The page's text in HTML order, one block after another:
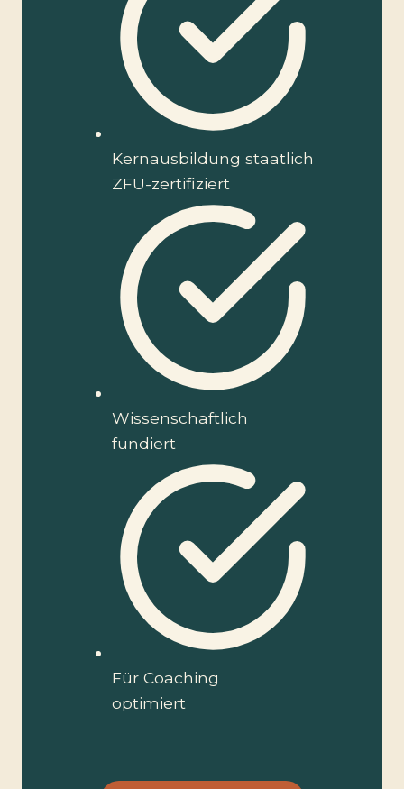
Kernausbildung staatlich
ZFU-zertifiziert
Wissenschaftlich
fundiert
Für Coaching
optimiert